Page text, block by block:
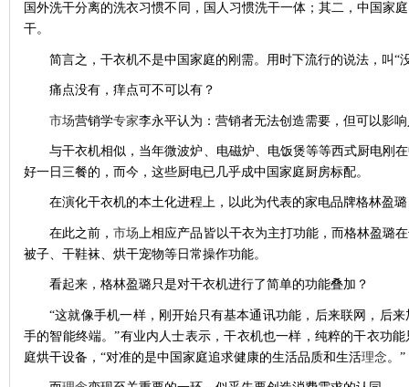
国外洗干分离的洗衣习惯不同，国人习惯洗干一体；其二，中国家
干。
简言之，干衣机不是中国家庭的刚需。用时下流行的说法，叫“
痛点没有，痒点可不可以有？
市场营销学专家李永平认为：营销者无法创造需要，但可以影
与干衣机相似，当年微波炉、电磁炉、电饭煲等等西式厨电刚
好一日三餐的，而今，这些厨电已几乎成中国家庭厨房标配。
在演化干衣机的本土化进程上，以此为代表的家电品牌格林盈
在此之前，市场 上相应产品皆以干衣为主打功能，而格林盈璐
被子、干鞋袜、烘干宠物等日常操作功能。
看起来，格林盈璐只是对干衣机进行了简单的功能叠加？
“这就像手机一样，刚开始只有基本通讯功能，后来联网，后
手的智能终端。”有业内人士表示，干衣机也一样，纯粹的干衣功
庭烘干设备，“对准的是中国家庭追求健康的生活品质和生活理念 。”